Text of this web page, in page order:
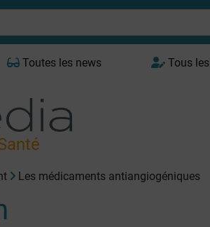
Toutes les news Tous
Les médicaments antiangiogéniques